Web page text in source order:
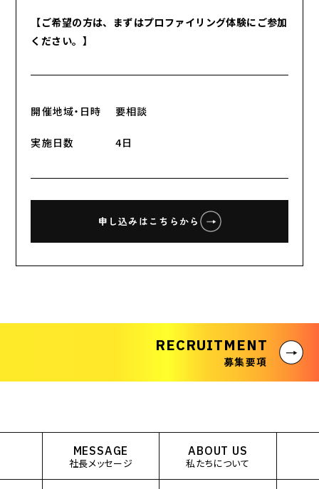
【ご希望の方は、まずはプロファイリング体験にご参加
ください。】
開催地域・日時 要相談
実施日数 4日
申し込みはこちらから
RECRUITMENT
募集要項
MESSAGE
社長メッセージ
ABOUT US
私たちについて